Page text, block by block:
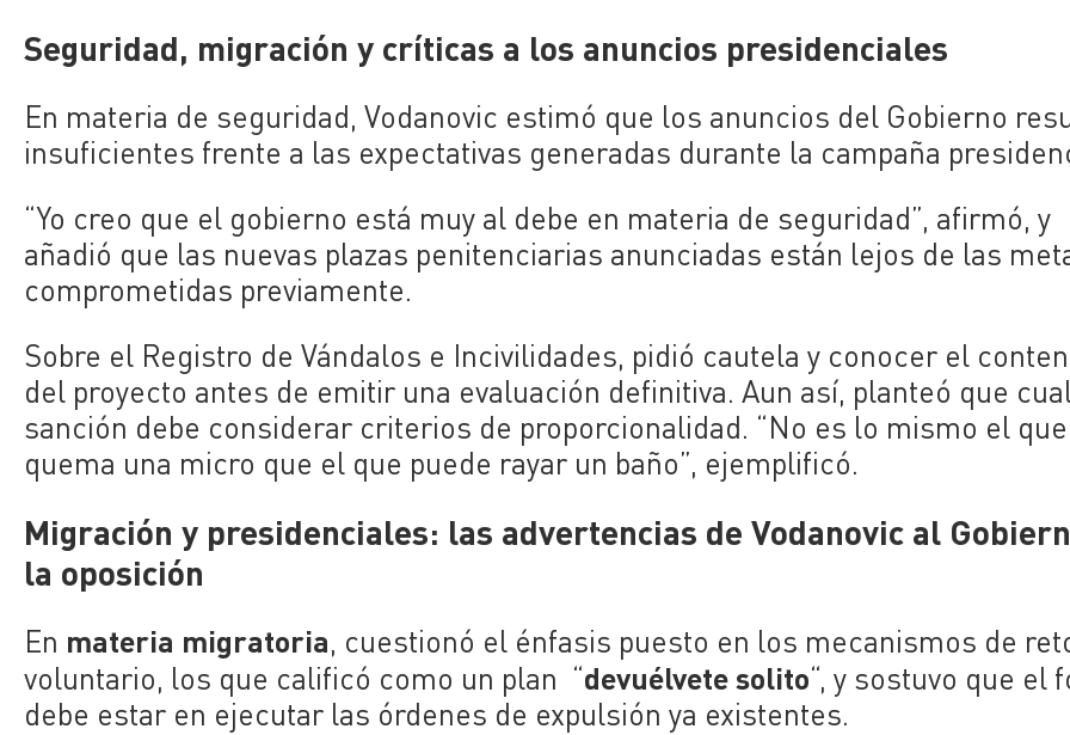
Seguridad, migración y críticas a los anuncios presidenciales
En materia de seguridad, Vodanovic estimó que los anuncios del Gobierno
insuficientes frente a las expectativas generadas durante la campaña
“Yo creo que el gobierno está muy al debe en materia de seguridad”, afirmó, y
añadió que las nuevas plazas penitenciarias anunciadas están lejos de las
comprometidas previamente.
Sobre el Registro de Vándalos e Incivilidades, pidió cautela y conocer el
del proyecto antes de emitir una evaluación definitiva. Aun así, planteó que
sanción debe considerar criterios de proporcionalidad. “No es lo mismo el que
quema una micro que el que puede rayar un baño”, ejemplificó.
Migración y presidenciales: las advertencias de Vodanovic al
la oposición
En materia migratoria, cuestionó el énfasis puesto en los mecanismos de
voluntario, los que calificó como un plan “devuélvete solito“, y sostuvo que el
debe estar en ejecutar las órdenes de expulsión ya existentes.